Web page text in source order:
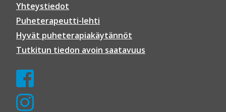
Yhteystiedot
Puheterapeutti-lehti
Hyvät puheterapiakäytännöt
Tutkitun tiedon avoin saatavuus